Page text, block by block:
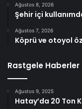
Ağustos 8, 2026
Şehir içi
Ağustos 7, 2026
Köprü ve otoyol
Rastgele Haberler
Ağustos 9, 2025
Hatay’da 20 Ton